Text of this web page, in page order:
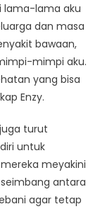
lama-lama aku
dan masa
bawaan,
mimpi aku.
yang bisa
Enzy.
turut
untuk
meyakini
antara
agar tetap